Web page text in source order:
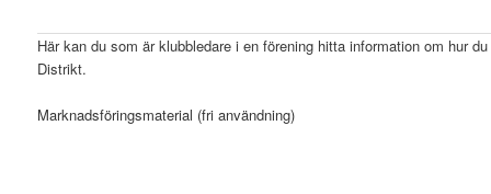
Här kan du som är klubbledare i en förening hitta information om hur
Distrikt.
Marknadsföringsmaterial (fri användning)